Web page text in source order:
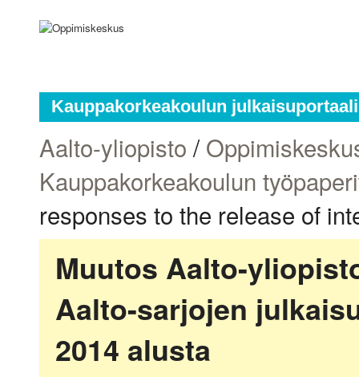
Kauppakorkeakoulun julkaisuportaali
Aalto-yliopisto /
Kauppakorkeakoulun
responses to the release of
Muutos Aalto-
Aalto-sarjojen
2014 alusta